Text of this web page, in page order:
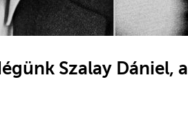
Szalay Dániel, a